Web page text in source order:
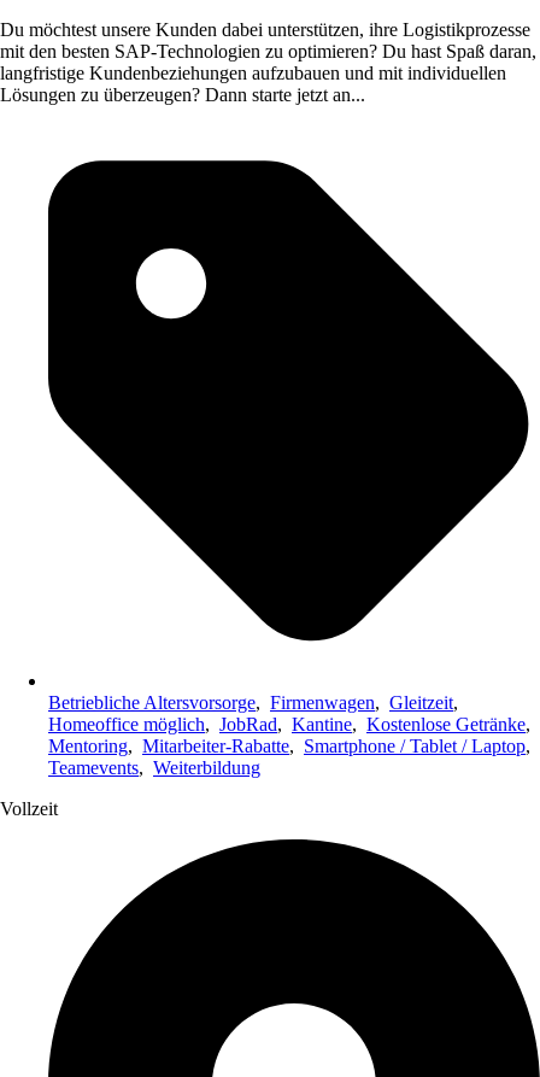
Du möchtest unsere Kunden dabei unterstützen, ihre Logistikprozesse
mit den besten SAP-Technologien zu optimieren? Du hast Spaß daran,
langfristige Kundenbeziehungen aufzubauen und mit individuellen
Lösungen zu überzeugen? Dann starte jetzt an...
Betriebliche Altersvorsorge, Firmenwagen, Gleitzeit,
Homeoffice möglich, JobRad, Kantine, Kostenlose Getränke,
Mentoring, Mitarbeiter-Rabatte, Smartphone / Tablet / Laptop,
Teamevents, Weiterbildung
Vollzeit